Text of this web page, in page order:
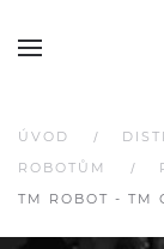
ÚVOD
ROBOTŮM
TM ROBOT - TM